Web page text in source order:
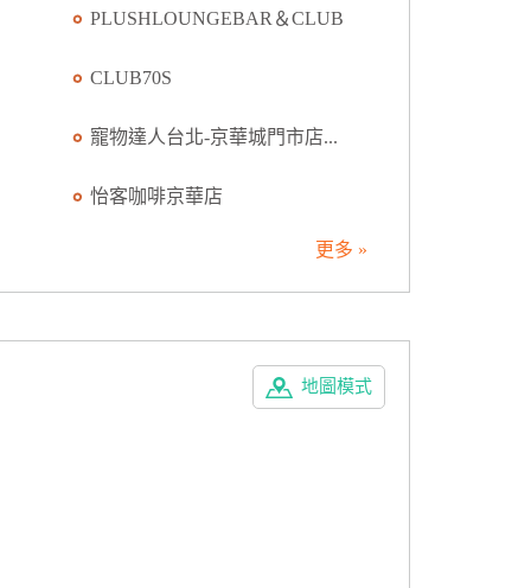
PLUSHLOUNGEBAR＆CLUB
CLUB70S
寵物達人台北-京華城門市店...
怡客咖啡京華店
更多 »
地圖模式